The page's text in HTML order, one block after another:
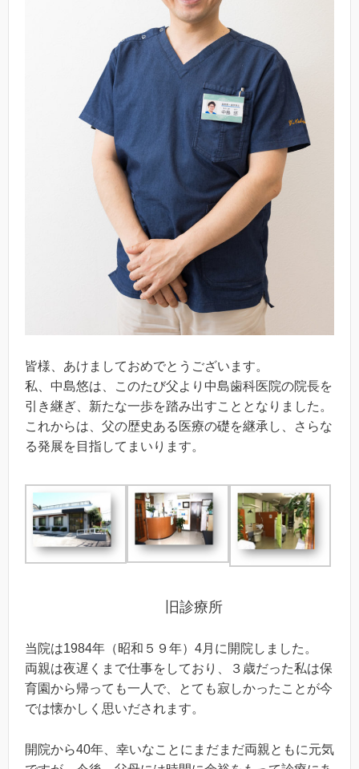
皆様、あけましておめでとうございます。
私、中島悠は、このたび父より中島歯科医院の院長を
引き継ぎ、新たな一歩を踏み出すこととなりました。
これからは、父の歴史ある医療の礎を継承し、さらな
る発展を目指してまいります。
旧診療所
当院は1984年（昭和５９年）4月に開院しました。
両親は夜遅くまで仕事をしており、３歳だった私は保
育園から帰っても一人で、とても寂しかったことが今
では懐かしく思いだされます。
開院から40年、幸いなことにまだまだ両親ともに元気